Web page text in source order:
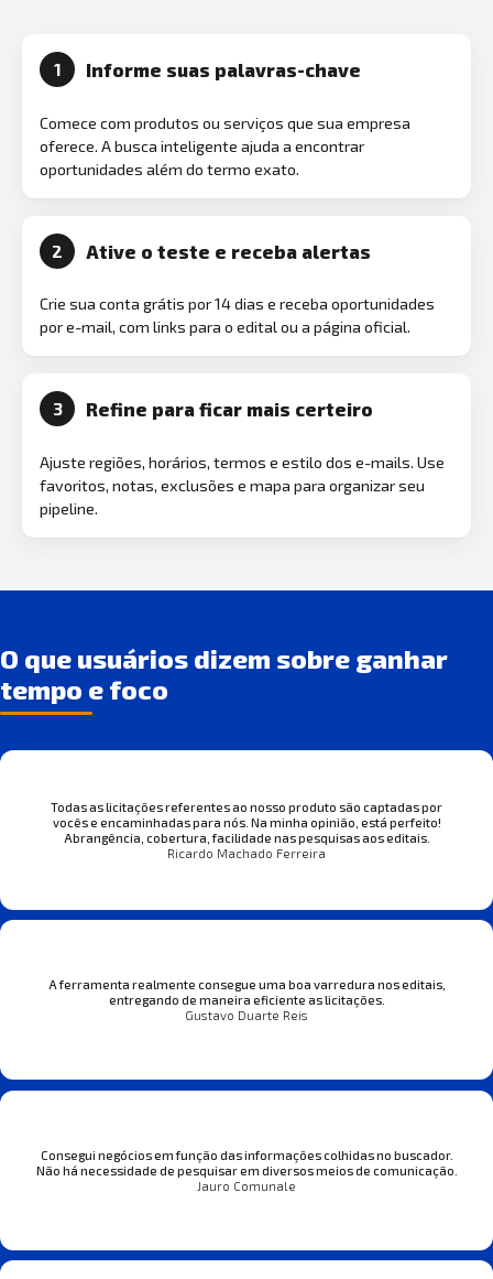
1 Informe suas palavras-chave
Comece com produtos ou serviços que sua empresa
oferece. A busca inteligente ajuda a encontrar
oportunidades além do termo exato.
2 Ative o teste e receba alertas
Crie sua conta grátis por 14 dias e receba oportunidades
por e-mail, com links para o edital ou a página oficial.
3 Refine para ficar mais certeiro
Ajuste regiões, horários, termos e estilo dos e-mails. Use
favoritos, notas, exclusões e mapa para organizar seu
pipeline.
O que usuários dizem sobre ganhar
tempo e foco
Todas as licitações referentes ao nosso produto são captadas por
vocês e encaminhadas para nós. Na minha opinião, está perfeito!
Abrangência, cobertura, facilidade nas pesquisas aos editais.
Ricardo Machado Ferreira
A ferramenta realmente consegue uma boa varredura nos editais,
entregando de maneira eficiente as licitações.
Gustavo Duarte Reis
Consegui negócios em função das informações colhidas no buscador.
Não há necessidade de pesquisar em diversos meios de comunicação.
Jauro Comunale